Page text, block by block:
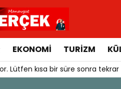
EKONOMI TURIZM
Lütfen kısa bir süre sonra tekrar